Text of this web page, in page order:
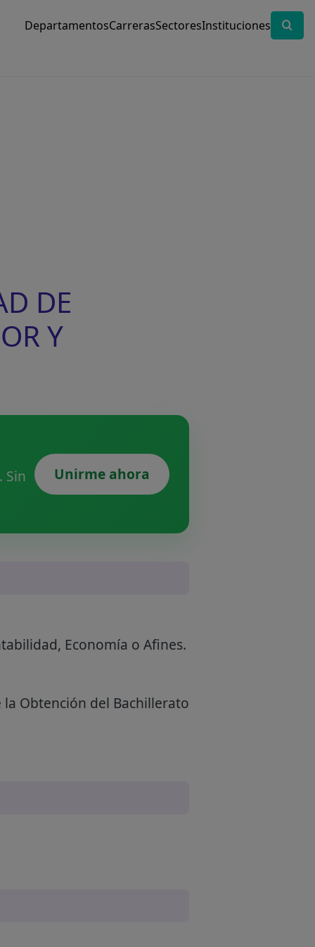
DepartamentosCarrerasSectoresInstituciones
DE
Y
Sin Unirme ahora
Economía o Afines.
Obtención del Bachillerato